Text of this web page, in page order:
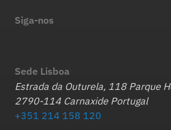
Siga-nos
Sede Lisboa
Estrada da Outurela, 118 Parque
2790-114 Carnaxide Portugal
+351 214 158 120